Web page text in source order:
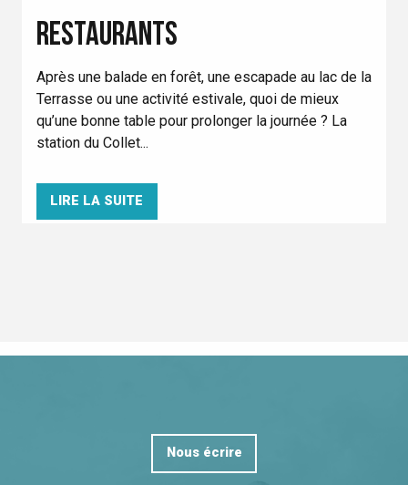
RESTAURANTS
Après une balade en forêt, une escapade au lac de la
Terrasse ou une activité estivale, quoi de mieux
qu’une bonne table pour prolonger la journée ? La
station du Collet...
LIRE LA SUITE
Nous écrire